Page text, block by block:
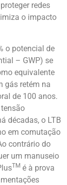
redes
o impacto
o potencial de
– GWP) se
equivalente
gás retém na
de 100 anos.
décadas, o LTB
em comutação
contrário do
um manuseio
TM é à prova